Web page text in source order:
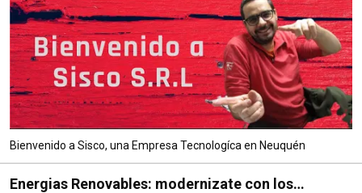
Bienvenido a Sisco, una Empresa Tecnologíca en Neuquén
Energias Renovables: modernizate con los